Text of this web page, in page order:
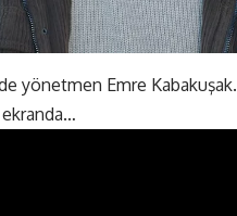
yönetmen Emre Kabakuşak.